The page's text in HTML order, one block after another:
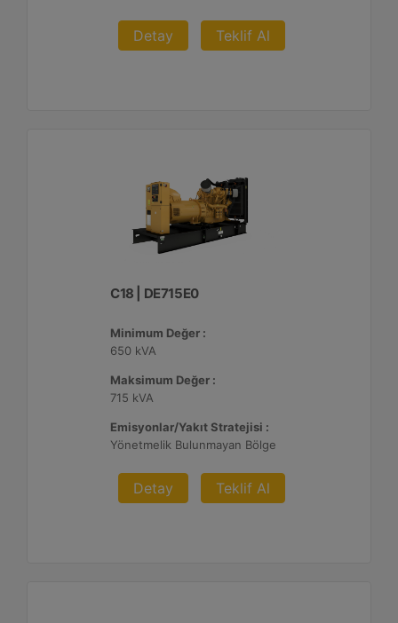
Detay Teklif Al
C18 | DE715E0
Minimum Değer :
650 kVA
Maksimum Değer :
715 kVA
Emisyonlar/Yakıt Stratejisi :
Yönetmelik Bulunmayan Bölge
Detay Teklif Al